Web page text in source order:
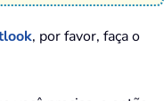
, por favor, faça o